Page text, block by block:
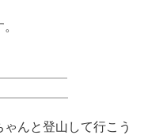
んと登山して行こう